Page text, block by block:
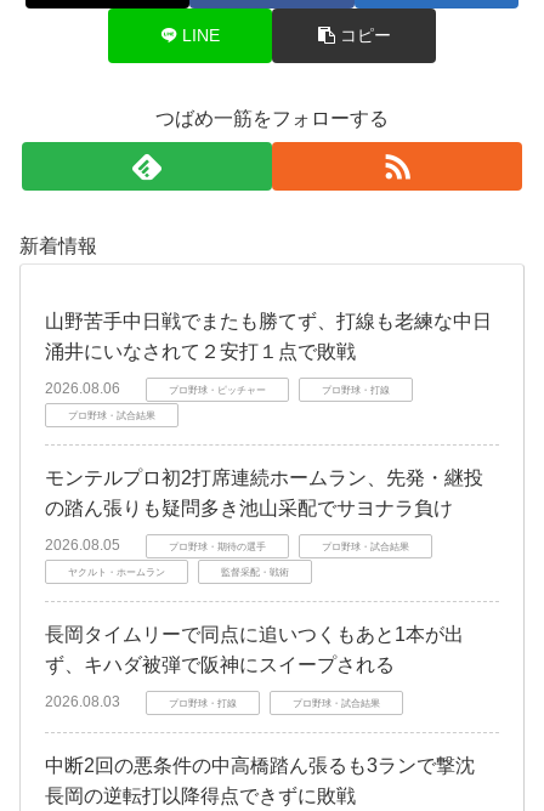
LINE コピー
つばめ一筋をフォローする
新着情報
山野苦手中日戦でまたも勝てず、打線も老練な中日
涌井にいなされて２安打１点で敗戦
2026.08.06 プロ野球・ピッチャー プロ野球・打線
プロ野球・試合結果
モンテルプロ初2打席連続ホームラン、先発・継投
の踏ん張りも疑問多き池山采配でサヨナラ負け
2026.08.05 プロ野球・期待の選手 プロ野球・試合結果
ヤクルト・ホームラン 監督采配・戦術
長岡タイムリーで同点に追いつくもあと1本が出
ず、キハダ被弾で阪神にスイープされる
2026.08.03 プロ野球・打線 プロ野球・試合結果
中断2回の悪条件の中高橋踏ん張るも3ランで撃沈
長岡の逆転打以降得点できずに敗戦